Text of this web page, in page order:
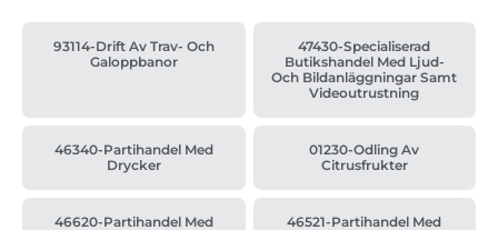
93114-Drift Av Trav- Och
Galoppbanor
47430-Specialiserad
Butikshandel Med Ljud-
Och Bildanläggningar Samt
Videoutrustning
46340-Partihandel Med
Drycker
01230-Odling Av
Citrusfrukter
46620-Partihandel Med
46521-Partihandel Med